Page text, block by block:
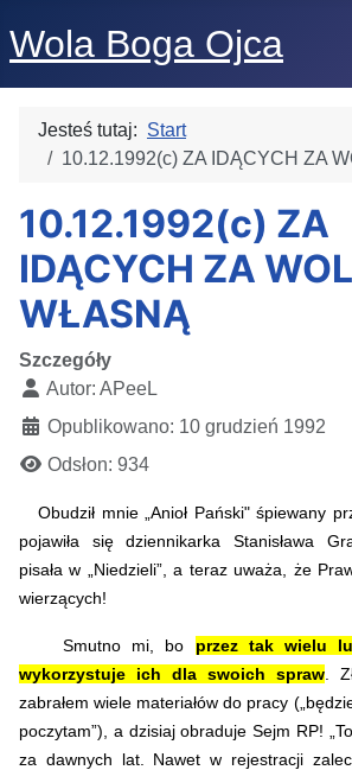
Wola Boga Ojca
Jesteś tutaj: Start
10.12.1992(c) ZA IDĄCYCH ZA
10.12.1992(c) ZA
IDĄCYCH ZA
WŁASNĄ
Szczegóły
Autor: APeeL
Opublikowano: 10 grudzień 1992
Odsłon: 934
Obudził mnie „Anioł Pański" śpiewany
pojawiła się dziennikarka Stanisława
pisała w „Niedzieli”, a teraz uważa, że
wierzących!
Smutno mi, bo przez tak wielu
wykorzystuje ich dla swoich spraw .
zabrałem wiele materiałów do pracy
poczytam”), a dzisiaj obraduje Sejm RP!
za dawnych lat. Nawet w rejestracji